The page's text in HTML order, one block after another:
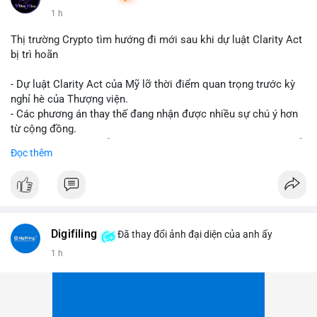
1 h
Thị trường Crypto tìm hướng đi mới sau khi dự luật Clarity Act
bị trì hoãn
- Dự luật Clarity Act của Mỹ lỡ thời điểm quan trọng trước kỳ
nghỉ hè của Thượng viện.
- Các phương án thay thế đang nhận được nhiều sự chú ý hơn
từ cộng đồng.
về pháp lý.
#binancesquare
#vlikevn #titanbot
Đọc thêm
Digifiling Đã thay đổi ảnh đại diện của anh ấy
1 h